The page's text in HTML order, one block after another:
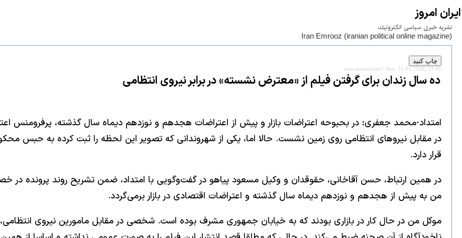
ايران امروز
نشريه خبری سياسی الكترونيك
Iran Emrooz (iranian political online magazine)
iran-emrooz.net | Sun, 31.05.2026, 21:41
ده سال زندان برای گرفتن فیلم از «معترض‏ نشسته» در برابر نیروی انتظامی
امتداد-محمد جعفری: در بحبوحه اعتراضات بازار و پیش از اعتراضات هجدهم و نوزدهم دیماه سال گذشته، پرفرومنس
در مقابل نیروهای انتظامی روی زمین نشست. حالا اما، یکی از شهروندانی که تصویر این لحظه را ثبت کرده به حبس
قرار دارد.
در همین ارتباط، حسن آقاخانی، حقوقدان و وکیل مسعود پیاهو در گفت‌وگویی با امتداد، ضمن تشریح روند پرونده
من به پیش از هجدهم و نوزدهم دیماه سال گذشته و اعتراضات اقتصادی در بازار برمی‌گردد.
موکل من در حال کار در بازاری بودند که به خیابان جمهوری مشرف بوده است. شخصی در مقابل مامورین نیروی